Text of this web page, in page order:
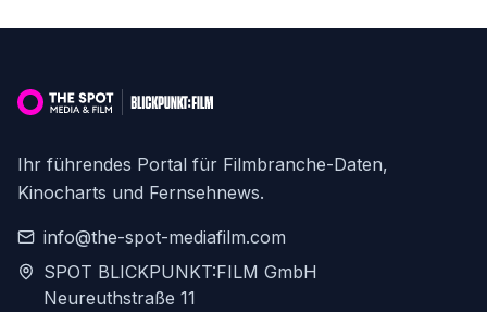
Ihr führendes Portal für Filmbranche-Daten,
Kinocharts und Fernsehnews.
info@the-spot-mediafilm.com
SPOT BLICKPUNKT:FILM GmbH
Neureuthstraße 11